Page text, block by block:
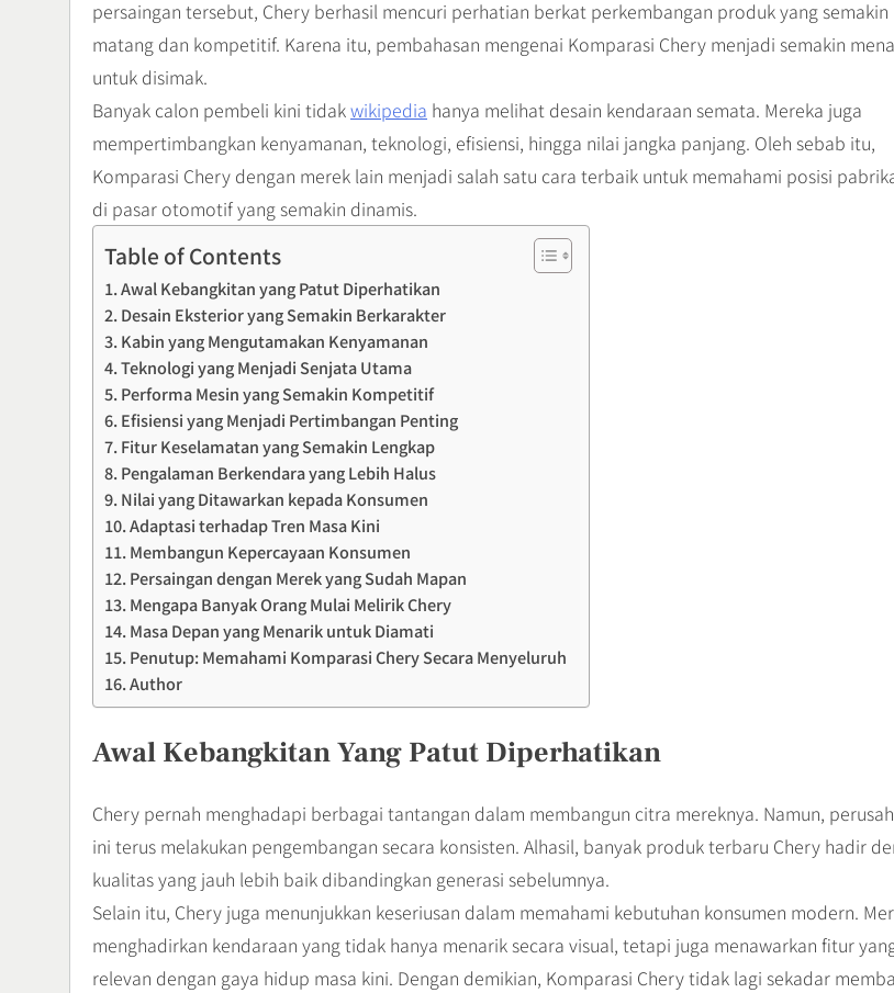
persaingan tersebut, Chery berhasil mencuri perhatian berkat perkembangan produk yang semakin
matang dan kompetitif. Karena itu, pembahasan mengenai Komparasi Chery menjadi semakin
untuk disimak.
Banyak calon pembeli kini tidakwikipedia hanya melihat desain kendaraan semata. Mereka juga
mempertimbangkan kenyamanan, teknologi, efisiensi, hingga nilai jangka panjang. Oleh sebab itu,
Komparasi Chery dengan merek lain menjadi salah satu cara terbaik untuk memahami posisi
di pasar otomotif yang semakin dinamis.
Table of Contents
Awal Kebangkitan yang Patut Diperhatikan
Desain Eksterior yang Semakin Berkarakter
Kabin yang Mengutamakan Kenyamanan
Teknologi yang Menjadi Senjata Utama
Performa Mesin yang Semakin Kompetitif
Efisiensi yang Menjadi Pertimbangan Penting
Fitur Keselamatan yang Semakin Lengkap
Pengalaman Berkendara yang Lebih Halus
Nilai yang Ditawarkan kepada Konsumen
Adaptasi terhadap Tren Masa Kini
Membangun Kepercayaan Konsumen
Persaingan dengan Merek yang Sudah Mapan
Mengapa Banyak Orang Mulai Melirik Chery
Masa Depan yang Menarik untuk Diamati
Penutup: Memahami Komparasi Chery Secara Menyeluruh
Author
Awal Kebangkitan Yang Patut Diperhatikan
Chery pernah menghadapi berbagai tantangan dalam membangun citra mereknya. Namun,
ini terus melakukan pengembangan secara konsisten. Alhasil, banyak produk terbaru Chery hadir
kualitas yang jauh lebih baik dibandingkan generasi sebelumnya.
Selain itu, Chery juga menunjukkan keseriusan dalam memahami kebutuhan konsumen modern.
menghadirkan kendaraan yang tidak hanya menarik secara visual, tetapi juga menawarkan fitur
relevan dengan gaya hidup masa kini. Dengan demikian, Komparasi Chery tidak lagi sekadar